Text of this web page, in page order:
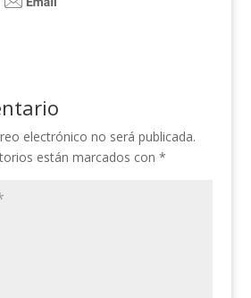
electrónico no será publicada.
están marcados con *